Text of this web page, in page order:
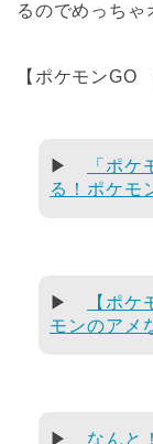
るのでめっちゃ
【ポケモンGO
▶
「ポ
る！ポケモ
▶
【ポ
モンのアメ
▶ なんと